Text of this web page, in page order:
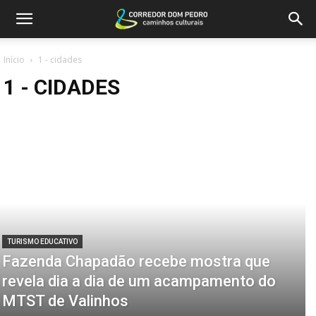
Início 1 - cidades
1 - CIDADES
TURISMO EDUCATIVO
Fazenda Chapadão recebe mostra que
revela dia a dia de um acampamento do
MTST de Valinhos